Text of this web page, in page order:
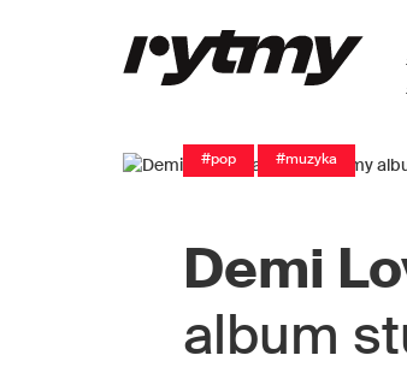
#pop #muzyka
Demi
album